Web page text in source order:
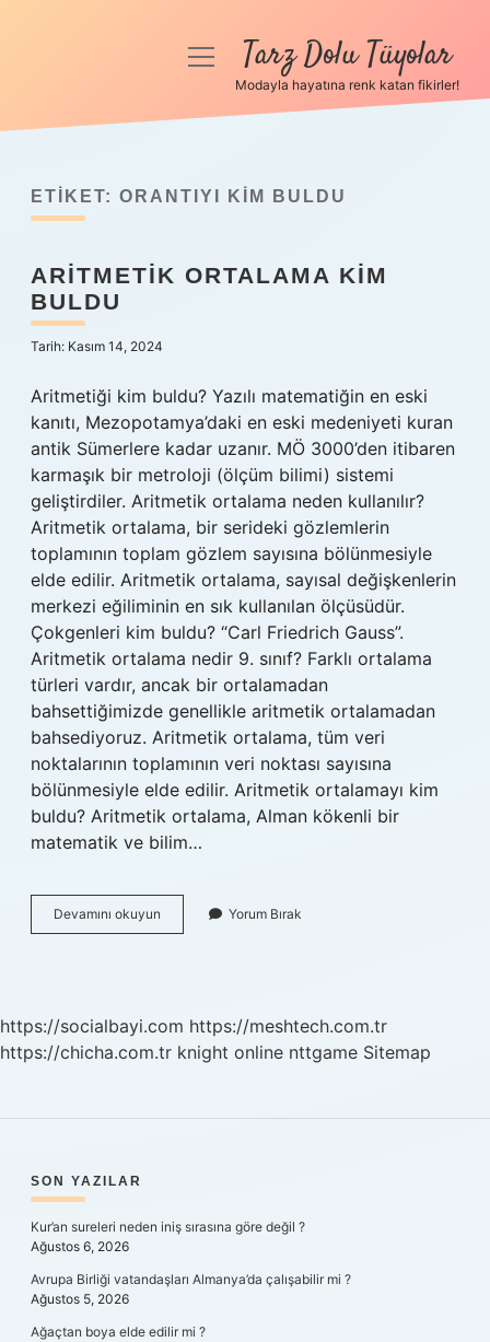
Anasayfa
Yasal Uyarı
Hakkımızda
menüyüTarz Dolu Tüyolar
Modayla hayatına renk katan fikirler!
ETIKET: ORANTIYI KIM BULDU
ARITMETIK ORTALAMA KIM
BULDU
Tarih: Kasım 14, 2024
Aritmetiği kim buldu? Yazılı matematiğin en eski
kanıtı, Mezopotamya’daki en eski medeniyeti kuran
antik Sümerlere kadar uzanır. MÖ 3000’den itibaren
karmaşık bir metroloji (ölçüm bilimi) sistemi
geliştirdiler. Aritmetik ortalama neden kullanılır?
Aritmetik ortalama, bir serideki gözlemlerin
toplamının toplam gözlem sayısına bölünmesiyle
elde edilir. Aritmetik ortalama, sayısal değişkenlerin
merkezi eğiliminin en sık kullanılan ölçüsüdür.
Çokgenleri kim buldu? “Carl Friedrich Gauss”.
Aritmetik ortalama nedir 9. sınıf? Farklı ortalama
türleri vardır, ancak bir ortalamadan
bahsettiğimizde genellikle aritmetik ortalamadan
bahsediyoruz. Aritmetik ortalama, tüm veri
noktalarının toplamının veri noktası sayısına
bölünmesiyle elde edilir. Aritmetik ortalamayı kim
buldu? Aritmetik ortalama, Alman kökenli bir
matematik ve bilim…
Devamını okuyun Aritmetik
Ortalama
Yorum Bırak
https://socialbayi.com https://meshtech.com.tr
https://chicha.com.tr knight online nttgame Sitemap
SIDEBAR
SON YAZILAR
Kur’an sureleri neden iniş sırasına göre değil ?
Ağustos 6, 2026
Avrupa Birliği vatandaşları Almanya’da çalışabilir mi ?
Ağustos 5, 2026
Ağaçtan boya elde edilir mi ?